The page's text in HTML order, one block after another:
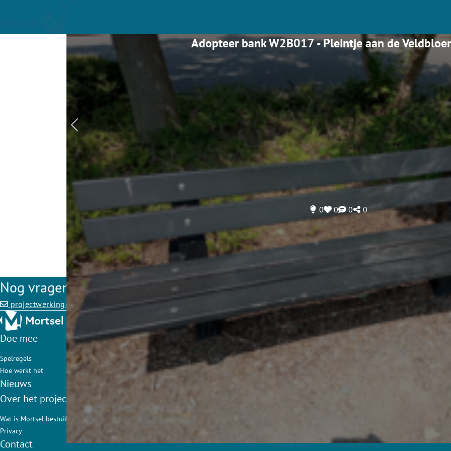
Adopteer bank W2B017 - Pleintje aan de
0 0 0 0
Dien hier je aanvraag in
Ontdek alle banken die je kan
Nog vragen of opmerkingen?
projectwerking@mortsel.be
Doe mee
Spelregels
Hoe werkt het
Nieuws
Over het project
Wat is Mortsel bestuift?
Privacy
Contact